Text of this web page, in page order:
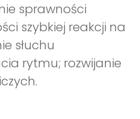
sprawności
szybkiej reakcji na
słuchu
rytmu; rozwijanie